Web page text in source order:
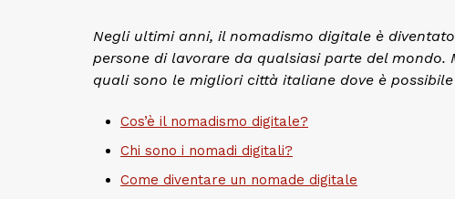
Negli ultimi anni, il nomadismo digitale è
persone di lavorare da qualsiasi parte del
quali sono le migliori città italiane dove è
Cos’è il nomadismo digitale?
Chi sono i nomadi digitali?
Come diventare un nomade digitale